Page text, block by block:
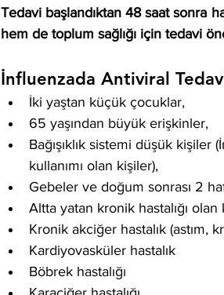
Tedavi başlandıktan 48 saat sonra
hem de toplum sağlığı için tedavi
İnfluenzada Antiviral
İki yaştan küçük çocuklar,
65 yaşından büyük erişkinler,
Bağışıklık sistemi düşük
kullanımı olan kişiler),
Gebeler ve doğum sonrası 2
Altta yatan kronik hastalığı olan
Kronik akciğer hastalık (astım,
Kardiyovasküler hastalık
Böbrek hastalığı